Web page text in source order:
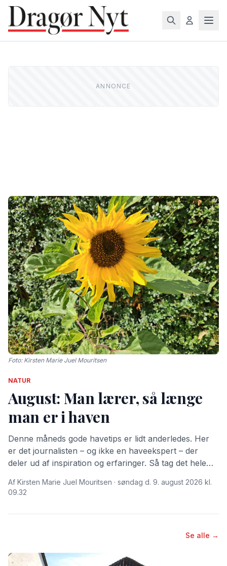
Foto: Kirsten Marie Juel Mouritsen
NATUR
August: Man lærer, så længe
man er i haven
Denne måneds gode havetips er lidt anderledes. Her
er det journalisten – og ikke en haveekspert – der
deler ud af inspiration og erfaringer. Så tag det hele
Af Kirsten Marie Juel Mouritsen · søndag d. 9. august 2026 kl.
09.32
Se alle →